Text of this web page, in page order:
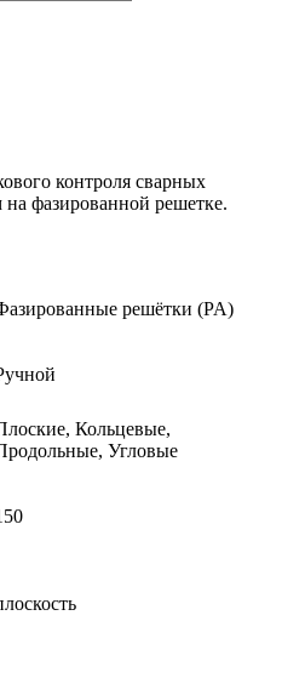
контроля сварных
на фазированной решетке.
решётки (PA)
Кольцевые,
Угловые